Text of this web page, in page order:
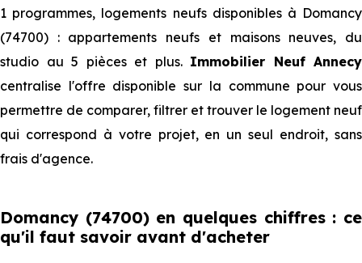
1 programmes, logements neufs disponibles à Domancy
(74700) : appartements neufs et maisons neuves, du
studio au 5 pièces et plus. Immobilier Neuf Annecy
centralise l'offre disponible sur la commune pour vous
permettre de comparer, filtrer et trouver le logement neuf
qui correspond à votre projet, en un seul endroit, sans
frais d'agence.
Domancy (74700) en quelques chiffres : ce
qu'il faut savoir avant d'acheter